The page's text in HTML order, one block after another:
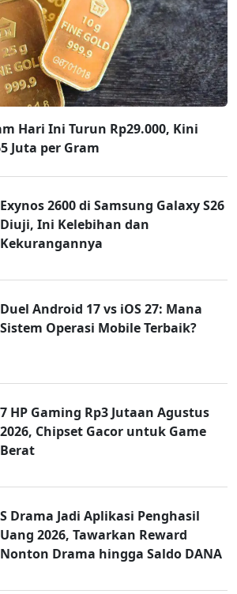
Hari Ini Turun Rp29.000, Kini
Juta per Gram
Exynos 2600 di Samsung Galaxy S26
Diuji, Ini Kelebihan dan
Kekurangannya
Duel Android 17 vs iOS 27: Mana
Sistem Operasi Mobile Terbaik?
7 HP Gaming Rp3 Jutaan Agustus
2026, Chipset Gacor untuk Game
Berat
S Drama Jadi Aplikasi Penghasil
Uang 2026, Tawarkan Reward
Nonton Drama hingga Saldo DANA